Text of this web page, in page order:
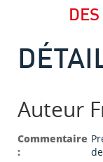
Auteur
Commentaire
: